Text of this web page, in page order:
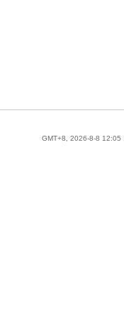
GMT+8, 2026-8-8 12:05